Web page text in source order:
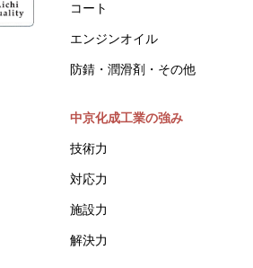
コート
エンジンオイル
防錆・潤滑剤・その他
中京化成工業の強み
技術力
対応力
施設力
解決力